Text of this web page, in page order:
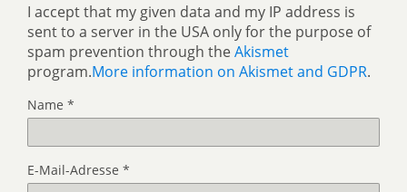
I accept that my given data and my IP address is
sent to a server in the USA only for the purpose of
spam prevention through theAkismet
program.More information on Akismet and GDPR.
Name *
E-Mail-Adresse *